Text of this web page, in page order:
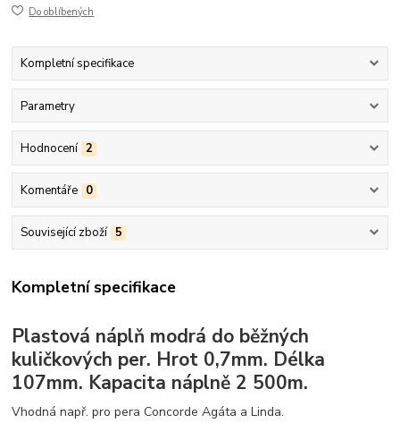
Do oblíbených
Kompletní specifikace
Parametry
Hodnocení 2
Komentáře 0
Související zboží 5
Kompletní specifikace
Plastová náplň modrá do běžných
kuličkových per. Hrot 0,7mm. Délka
107mm. Kapacita náplně 2 500m.
Vhodná např. pro pera Concorde Agáta a Linda.